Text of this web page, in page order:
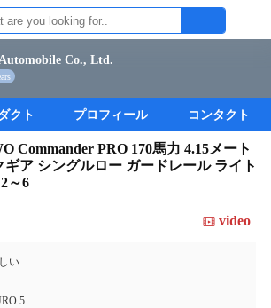
Co., Ltd.
クト プロフィール コンタクト
Commander PRO 170馬力 4.15メート
ア シングルロー ガードレール ライト
～6
video
い
5